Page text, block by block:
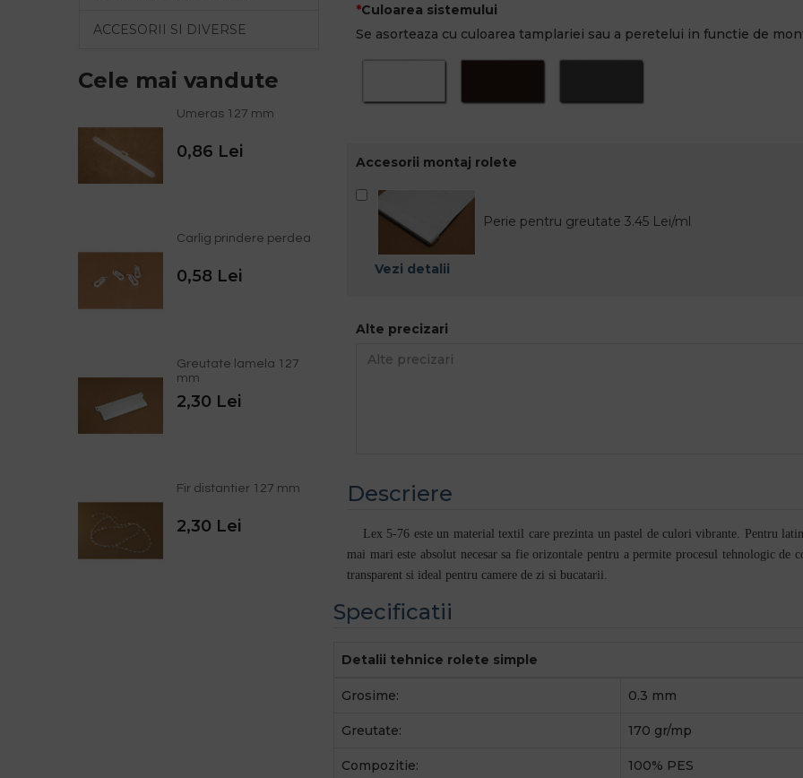
ACCESORII SI DIVERSE
Cele mai vandute
Umeras 127 mm
0,86 Lei
Carlig prindere perdea
0,58 Lei
Greutate lamela 127
mm
2,30 Lei
Fir distantier 127 mm
2,30 Lei
Culoarea sistemului
Se asorteaza cu culoarea tamplariei sau a peretelui in functie de
Accesorii montaj rolete
Perie pentru greutate 3.45 Lei/ml
Vezi detalii
Alte precizari
Descriere
Lex 5-76 este un material textil care prezinta un pastel de culori vibrante. Pentru
mai mari este absolut necesar sa fie orizontale pentru a permite procesul tehnologic de
transparent si ideal pentru camere de zi si bucatarii.
Specificatii
Detalii tehnice rolete simple
Grosime: 0.3 mm
Greutate: 170 gr/mp
Compozitie: 100% PES